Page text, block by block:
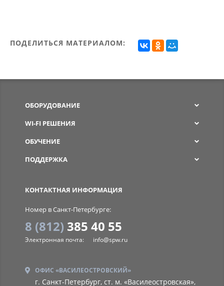
ПОДЕЛИТЬСЯ МАТЕРИАЛОМ:
КОНТАКТНАЯ ИНФОРМАЦИЯ
Номер в Санкт-Петербурге:
8 (812) 385 40 55
Электронная почта: info@spw.ru
ОФИС «ВАСИЛЕОСТРОВСКИЙ»
г. Санкт-Петербург, ст. м. «Василеостровская»,
ОБОРУДОВАНИЕ
WI-FI РЕШЕНИЯ
ОБУЧЕНИЕ
ПОДДЕРЖКА